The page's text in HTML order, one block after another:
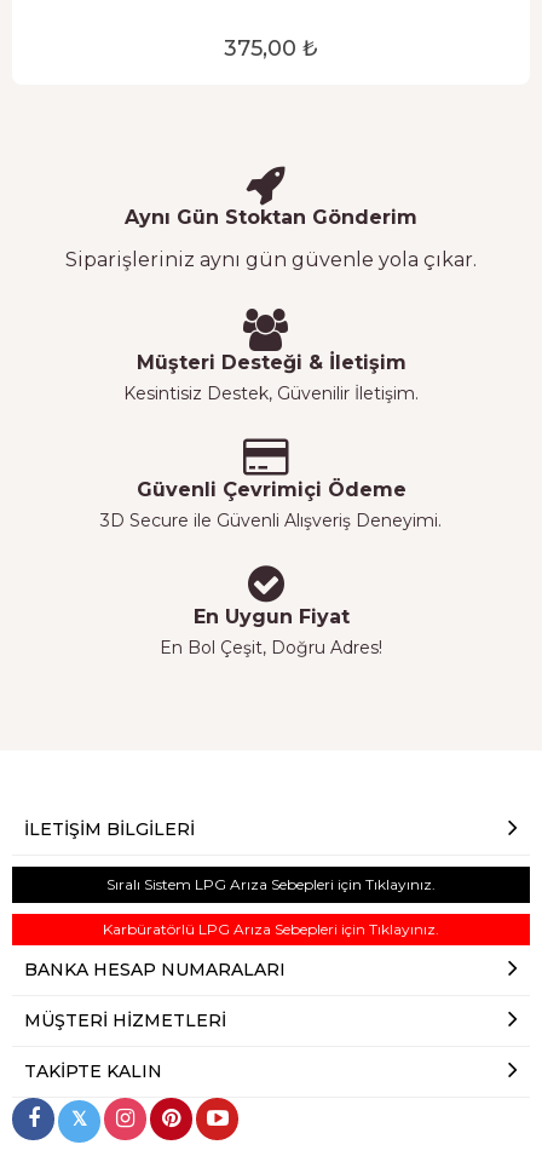
375,00 ₺
Aynı Gün Stoktan Gönderim
Siparişleriniz aynı gün güvenle yola çıkar.
Müşteri Desteği & İletişim
Kesintisiz Destek, Güvenilir İletişim.
Güvenli Çevrimiçi Ödeme
3D Secure ile Güvenli Alışveriş Deneyimi.
En Uygun Fiyat
En Bol Çeşit, Doğru Adres!
İLETIŞIM BILGILERI
Sıralı Sistem LPG Arıza Sebepleri için Tıklayınız.
Karbüratörlü LPG Arıza Sebepleri için Tıklayınız.
BANKA HESAP NUMARALARI
MÜŞTERI HIZMETLERI
TAKIPTE KALIN
𝕏